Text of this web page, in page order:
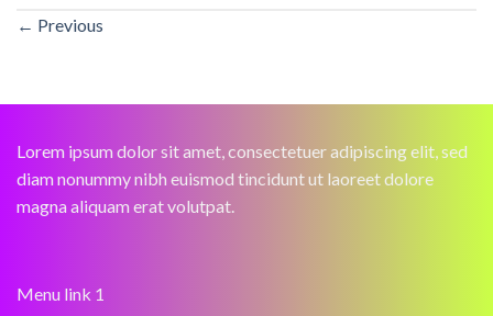
← Previous
Lorem ipsum dolor sit amet, consectetuer adipiscing elit, sed
diam nonummy nibh euismod tincidunt ut laoreet dolore
magna aliquam erat volutpat.
Menu link 1